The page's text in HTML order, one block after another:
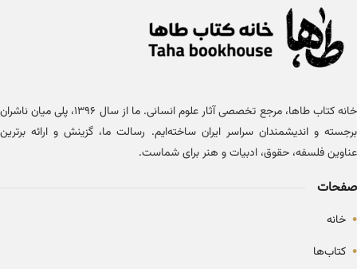
خانه کتاب طاها، مرجع تخصصی آثار علوم انسانی. ما از سال ۱۳۹۶، پلی میان ناشران
برجسته و اندیشمندان سراسر ایران ساخته‌ایم. رسالت ما، گزینش و ارائه برترین
عناوین فلسفه، حقوق، ادبیات و هنر برای شماست.
صفحات
• خانه
• کتاب‌ها